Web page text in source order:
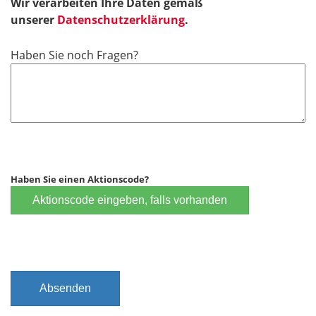
e
l
unserer Datenschutzerklärung.
Haben Sie noch Fragen?
Haben Sie einen Aktionscode?
Aktionscode eingeben, falls vorhanden
Absenden